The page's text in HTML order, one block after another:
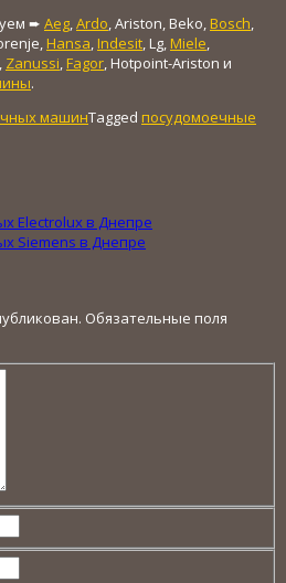
➨ Aeg,Ardo, Ariston, Beko, Bosch,
Hansa, Indesit, Lg, Miele,
, Zanussi, Fagor, Hotpoint-Ariston и
.
машинTagged посудомоечные
Electrolux в Днепре
Siemens в Днепре
Обязательные поля